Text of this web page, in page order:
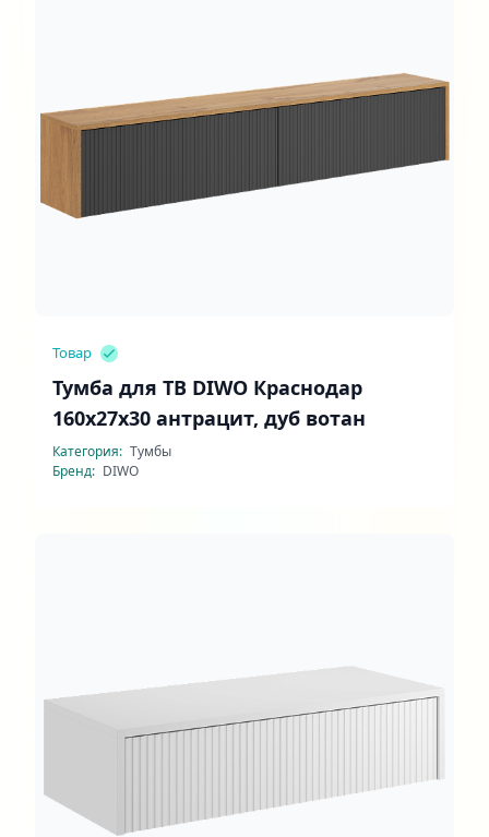
Товар
Тумба для ТВ DIWO Краснодар
160x27x30 антрацит, дуб вотан
Категория: Тумбы
Бренд: DIWO